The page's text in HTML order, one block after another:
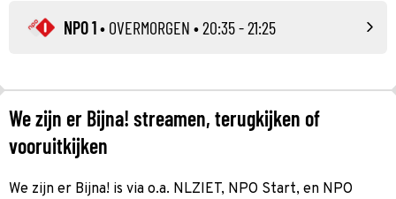
NPO 1• OVERMORGEN • 20:35 - 21:25
We zijn er Bijna! streamen, terugkijken of
vooruitkijken
We zijn er Bijna! is via o.a. NLZIET, NPO Start, en NPO